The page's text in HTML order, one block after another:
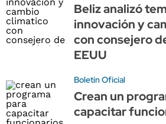
Beliz analizó
innovación y
con consejero
EEUU
Boletín Oficial
Crean un
capacitar